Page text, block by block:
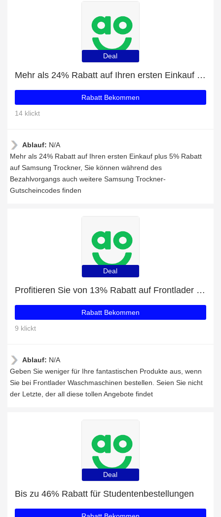
Deal
Mehr als 24% Rabatt auf Ihren ersten Einkauf plus 5% Rabatt auf Samsung Trockner
Rabatt Bekommen
14 klickt
Ablauf: N/A
Mehr als 24% Rabatt auf Ihren ersten Einkauf plus 5% Rabatt
auf Samsung Trockner, Sie können während des
Bezahlvorgangs auch weitere Samsung Trockner-
Gutscheincodes finden
Deal
Profitieren Sie von 13% Rabatt auf Frontlader Waschmaschinen plus 13% Rabatt
Rabatt Bekommen
9 klickt
Ablauf: N/A
Geben Sie weniger für Ihre fantastischen Produkte aus, wenn
Sie bei Frontlader Waschmaschinen bestellen. Seien Sie nicht
der Letzte, der all diese tollen Angebote findet
Deal
Bis zu 46% Rabatt für Studentenbestellungen